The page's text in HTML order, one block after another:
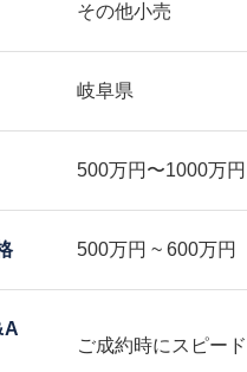
その他小売
岐阜県
500万円〜1000万円
500万円 ~ 600万円
ご成約時にスピー